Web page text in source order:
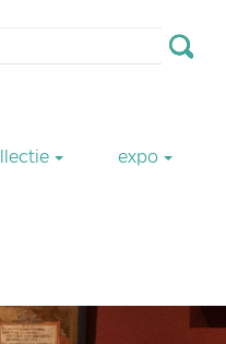
expo